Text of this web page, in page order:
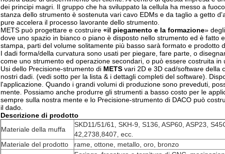
dei principi magri. Il gruppo che ha sviluppato la cellula ha messo a
stanza dello strumento è sostenuta vari cavo EDMs e da taglio a getto
pure accelera il processo lavorante dello strumento.
METS può progettare e costruire «il piegamento e la formazione»
dove uno spazio in bianco o piano è disposto nello strumento ed è fatto
stampa, parti del volume solitamente più basso sarà formato e prodotto
I dadi forma/della curvatura sono usati per piegare, fare parte, o
come uno strumento ed operazione secondari, o può essere costruita in
Usi dello Precisione-strumento di METS vari 2D e 3D cad/software della
nostri dadi. (vedi sotto per la lista & i dettagli completi del software).
l'applicazione. Quando i grandi volumi di produzione sono preveduti,
mente. Possiamo anche produrre gli strumenti a basso costo per le
sempre sulla nostra mente e lo Precisione-strumento di DACO può
il dado.
Descrizione di prodotto
Materiale della muffa
SKD11/51/61, SKH-9, S136, ASP60, ASP23,
42,2738,8407, ecc.
Materiale del prodotto
rame, ottone, metallo, oro, bronzo